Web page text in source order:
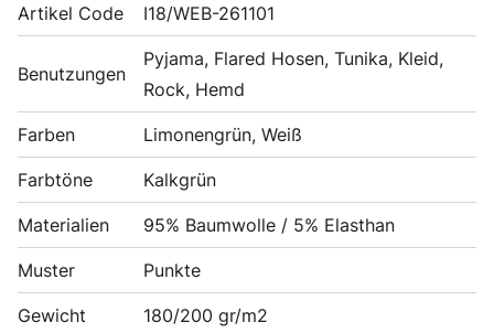
Artikel Code I18/WEB-261101
Benutzungen
Pyjama, Flared Hosen, Tunika, Kleid,
Rock, Hemd
Farben Limonengrün, Weiß
Farbtöne Kalkgrün
Materialien 95% Baumwolle / 5% Elasthan
Muster Punkte
Gewicht 180/200 gr/m2